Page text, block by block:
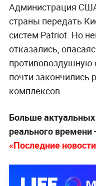
Администрация
страны передать
систем Patriot. Но
отказались,
почти закончились
комплексов.
Больше
реального времени
«Последние